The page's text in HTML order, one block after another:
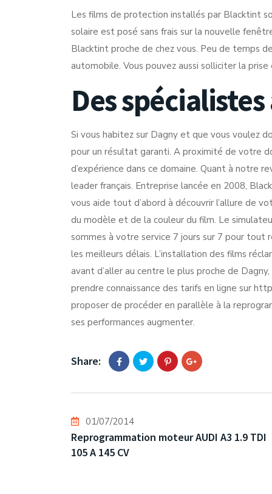
Les films de protection installés par Blacktint
solaire est posé sans frais sur la nouvelle
Blacktint proche de chez vous. Peu de temps
automobile. Vous pouvez aussi solliciter la
Des
Si vous habitez sur Dagny et que vous voulez
pour un résultat garanti. A proximité de votre
d’expérience dans ce domaine. Quant à notre
leader français. Entreprise lancée en 2008,
vous aide tout d’abord à découvrir l’allure de
du modèle et de la couleur du film. Le
sommes à votre service 7 jours sur 7 pour tout
les meilleurs délais. L’installation des films
avant d’aller au centre le plus proche de
prendre connaissance des tarifs en ligne sur
proposer de procéder en parallèle à la
ses performances augmenter.
Share:
01/07/2014
Reprogrammation moteur AUDI A3 1.9 TDI
105 A 145 CV